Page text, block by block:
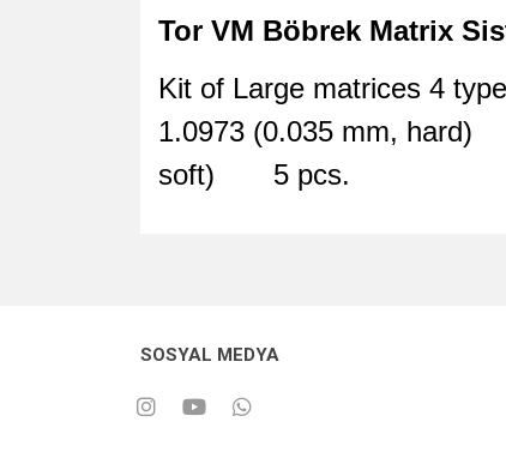
Tor VM Böbrek Matrix
Kit of Large matrices 4
1.0973 (0.035 mm,
soft) 5 pcs.
SOSYAL MEDYA